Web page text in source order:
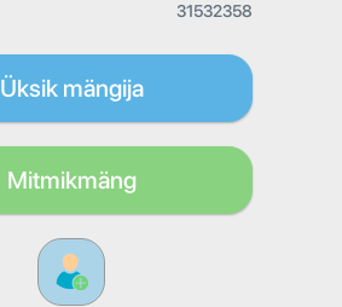
31532358
Üksik mängija
Mitmikmäng